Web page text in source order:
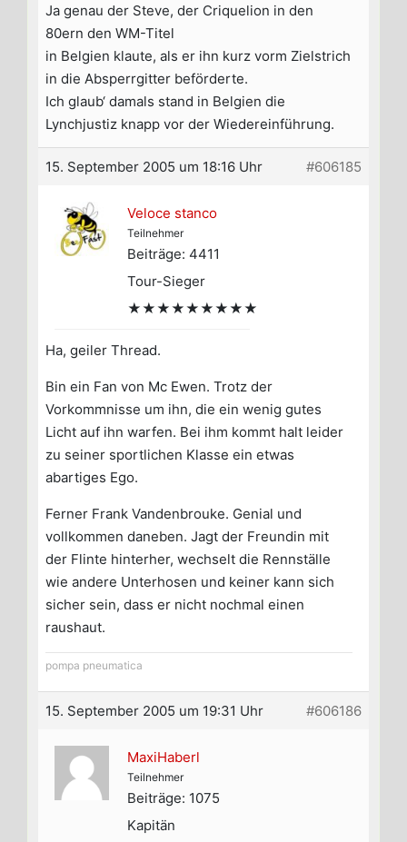
Ja genau der Steve, der Criquelion in den
80ern den WM-Titel
in Belgien klaute, als er ihn kurz vorm Zielstrich
in die Absperrgitter beförderte.
Ich glaub‘ damals stand in Belgien die
Lynchjustiz knapp vor der Wiedereinführung.
15. September 2005 um 18:16 Uhr #606185
Veloce stanco
Teilnehmer
Beiträge: 4411
Tour-Sieger
★★★★★★★★★
Ha, geiler Thread.
Bin ein Fan von Mc Ewen. Trotz der
Vorkommnisse um ihn, die ein wenig gutes
Licht auf ihn warfen. Bei ihm kommt halt leider
zu seiner sportlichen Klasse ein etwas
abartiges Ego.
Ferner Frank Vandenbrouke. Genial und
vollkommen daneben. Jagt der Freundin mit
der Flinte hinterher, wechselt die Rennställe
wie andere Unterhosen und keiner kann sich
sicher sein, dass er nicht nochmal einen
raushaut.
pompa pneumatica
15. September 2005 um 19:31 Uhr #606186
MaxiHaberl
Teilnehmer
Beiträge: 1075
Kapitän